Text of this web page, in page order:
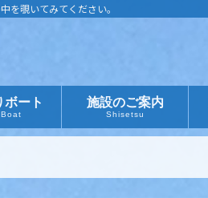
を覗いてみてください。
ボート 施設のご案内
Shisetsu